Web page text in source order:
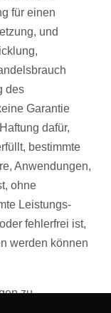
für einen
und
des
Garantie
dafür,
bestimmte
Anwendungen,
ohne
Leistungs-
fehlerfrei ist,
werden können
zu